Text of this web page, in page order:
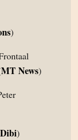
)
MT News)
)